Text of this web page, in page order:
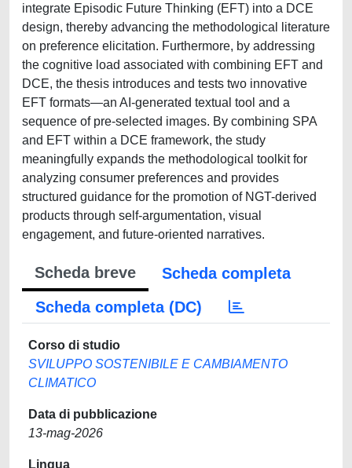
integrate Episodic Future Thinking (EFT) into a DCE
design, thereby advancing the methodological literature
on preference elicitation. Furthermore, by addressing
the cognitive load associated with combining EFT and
DCE, the thesis introduces and tests two innovative
EFT formats—an AI-generated textual tool and a
sequence of pre-selected images. By combining SPA
and EFT within a DCE framework, the study
meaningfully expands the methodological toolkit for
analyzing consumer preferences and provides
structured guidance for the promotion of NGT-derived
products through self-argumentation, visual
engagement, and future-oriented narratives.
Scheda breve
Scheda completa
Scheda completa (DC)
Corso di studio
SVILUPPO SOSTENIBILE E CAMBIAMENTO
CLIMATICO
Data di pubblicazione
13-mag-2026
Lingua